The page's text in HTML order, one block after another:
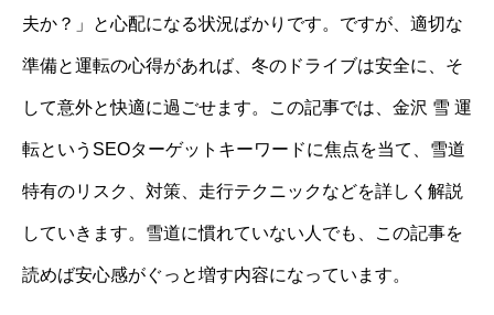
夫か？」と心配になる状況ばかりです。ですが、適切な
準備と運転の心得があれば、冬のドライブは安全に、そ
して意外と快適に過ごせます。この記事では、金沢 雪 運
転というSEOターゲットキーワードに焦点を当て、雪道
特有のリスク、対策、走行テクニックなどを詳しく解説
していきます。雪道に慣れていない人でも、この記事を
読めば安心感がぐっと増す内容になっています。